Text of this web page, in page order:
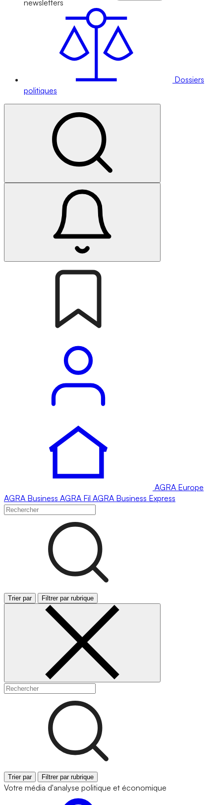
newsletters
Dossiers
politiques
AGRA Europe
AGRA Business AGRA Fil AGRA Business Express
Trier par Filtrer par rubrique
Trier par Filtrer par rubrique
Votre média d'analyse politique et économique